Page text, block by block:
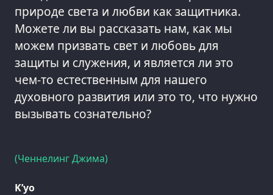
природе света и любви как защитника.
Можете ли вы рассказать нам, как мы
можем призвать свет и любовь для
защиты и служения, и является ли это
чем-то естественным для нашего
духовного развития или это то, что нужно
вызывать сознательно?
(Ченнелинг Джима)
K’уо